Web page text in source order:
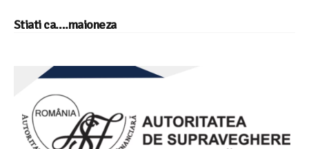
Stiati ca….maioneza